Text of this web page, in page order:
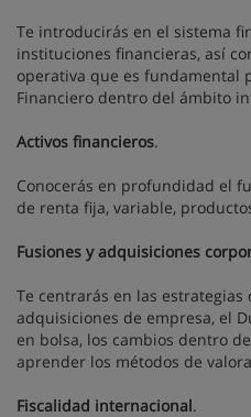
Te introducirás en el sistema
instituciones financieras, así
operativa que es fundamental
Financiero dentro del ámbito
Activos financieros.
Conocerás en profundidad el
de renta fija, variable,
Fusiones y adquisiciones
Te centrarás en las estrategias
adquisiciones de empresa, el
en bolsa, los cambios dentro
aprender los métodos de
Fiscalidad internacional.